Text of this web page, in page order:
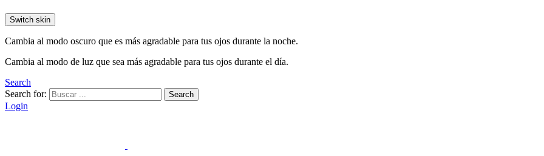
Switch skin
Cambia al modo oscuro que es más agradable para tus ojos durante la noche.
Cambia al modo de luz que sea más agradable para tus ojos durante el día.
Search
Search for:
Search
Login